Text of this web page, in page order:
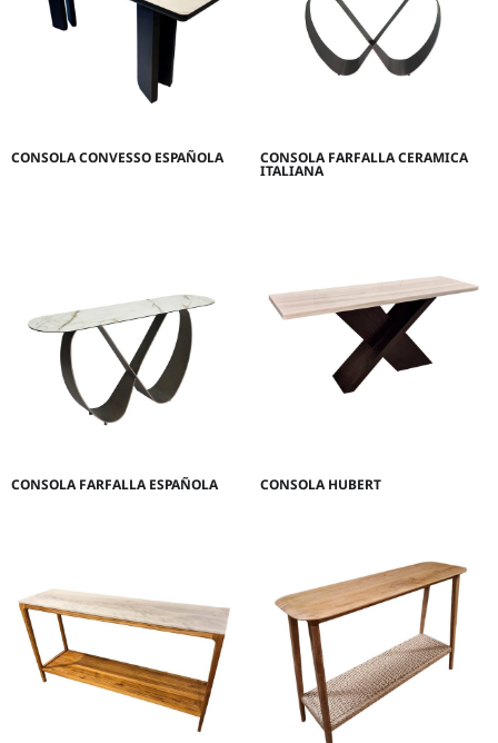
CONSOLA CONVESSO ESPAÑOLA CONSOLA FARFALLA CERAMICA
ITALIANA
CONSOLA FARFALLA ESPAÑOLA CONSOLA HUBERT